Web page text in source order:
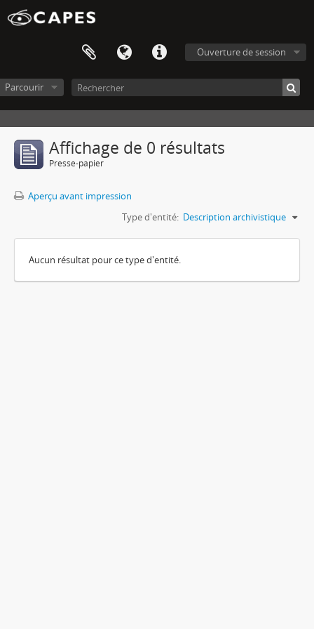
Ouverture de session
Parcourir
Affichage de 0 résultats
Presse-papier
Aperçu avant impression
Type d'entité: Description archivistique
Aucun résultat pour ce type d'entité.